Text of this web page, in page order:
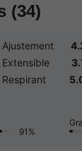
(34)
Ajustement
Extensible
Respirant
91%